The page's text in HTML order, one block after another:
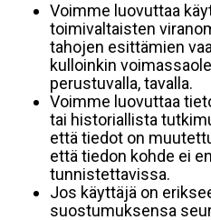
Voimme luovuttaa
toimivaltaisten
tahojen esittämien
kulloinkin
perustuvalla, tavalla.
Voimme luovuttaa
tai historiallista
että tiedot on
että tiedon kohde ei
tunnistettavissa.
Jos käyttäjä on
suostumuksensa